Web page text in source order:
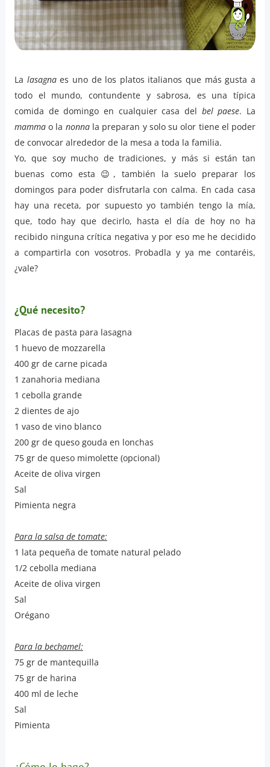
La lasagnaes uno de los platos italianos que más gusta a
todo el mundo, contundente y sabrosa, es una típica
comida de domingo en cualquier casa del bel paese. La
mammao la nonnala preparan y solo su olor tiene el poder
de convocar alrededor de la mesa a toda la familia.
Yo, que soy mucho de tradiciones, y más si están tan
buenas como esta 😉, también la suelo preparar los
domingos para poder disfrutarla con calma. En cada casa
hay una receta, por supuesto yo también tengo la mía,
que, todo hay que decirlo, hasta el día de hoy no ha
recibido ninguna crítica negativa y por eso me he decidido
a compartirla con vosotros. Probadla y ya me contaréis,
¿vale?
¿Qué necesito?
Placas de pasta para lasagna
1 huevo de mozzarella
400 gr de carne picada
1 zanahoria mediana
1 cebolla grande
2 dientes de ajo
1 vaso de vino blanco
200 gr de queso gouda en lonchas
75 gr de queso mimolette (opcional)
Aceite de oliva virgen
Sal
Pimienta negra
Para la salsa de tomate:
1 lata pequeña de tomate natural pelado
1/2 cebolla mediana
Aceite de oliva virgen
Sal
Orégano
Para la bechamel:
75 gr de mantequilla
75 gr de harina
400 ml de leche
Sal
Pimienta